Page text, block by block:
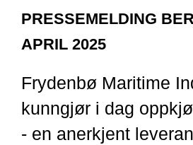
PRESSEMELDING
APRIL 2025
Frydenbø Maritime
kunngjør i dag
- en anerkjent